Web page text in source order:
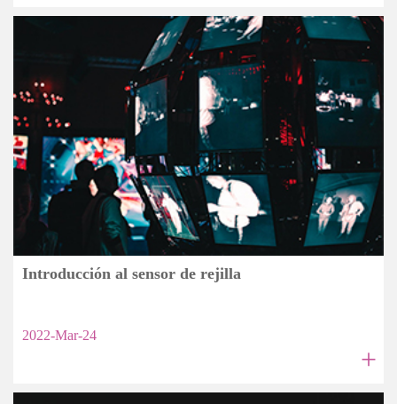
Introducción al sensor de rejilla
2022-Mar-24
+